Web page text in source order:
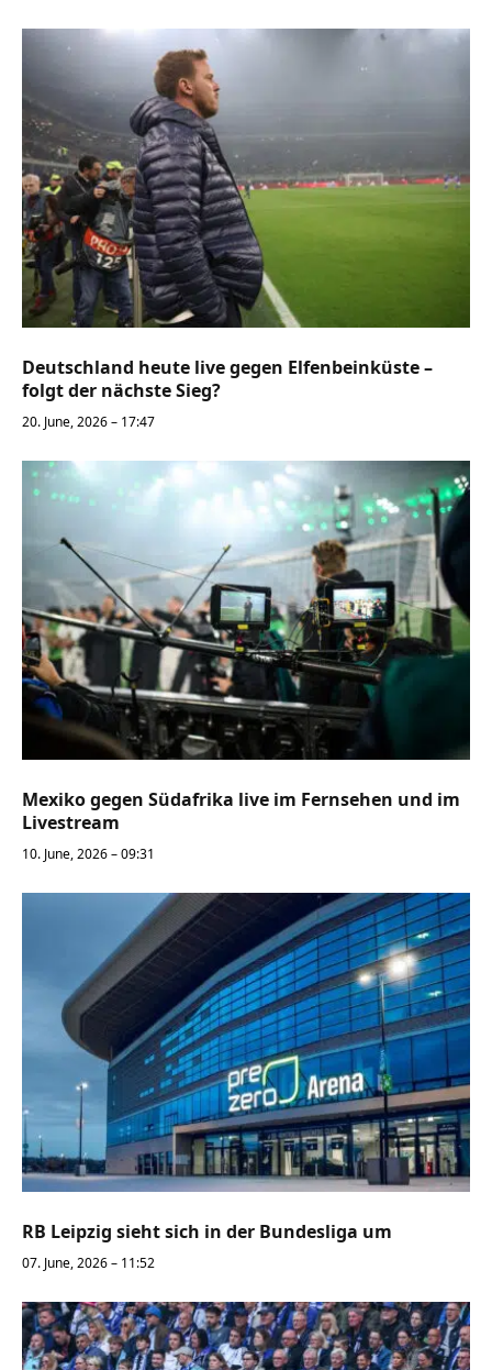
Deutschland heute live gegen Elfenbeinküste –
folgt der nächste Sieg?
20. June, 2026 – 17:47
Mexiko gegen Südafrika live im Fernsehen und im
Livestream
10. June, 2026 – 09:31
RB Leipzig sieht sich in der Bundesliga um
07. June, 2026 – 11:52